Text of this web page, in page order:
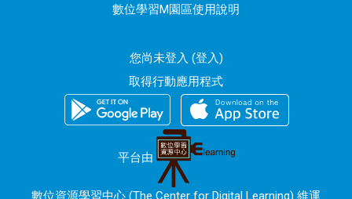
數位學習M園區使用說明
您尚未登入 (登入)
取得行動應用程式
平台由
數位資源學習中心 (The Center for Digital Learning) 維運